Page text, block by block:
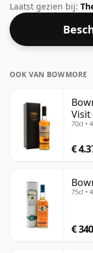
mooie
geleverd in een
Laatst gezien bij:
OOK VAN BOWMORE
70cl •
€
75cl •
€ 340